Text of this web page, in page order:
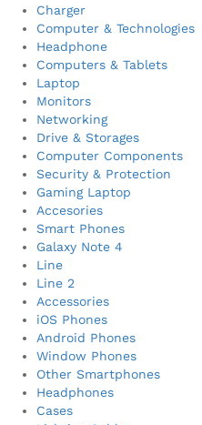
Charger
Computer & Technologies
Headphone
Computers & Tablets
Laptop
Monitors
Networking
Drive & Storages
Computer Components
Security & Protection
Gaming Laptop
Accesories
Smart Phones
Galaxy Note 4
Line
Line 2
Accessories
iOS Phones
Android Phones
Window Phones
Other Smartphones
Headphones
Cases